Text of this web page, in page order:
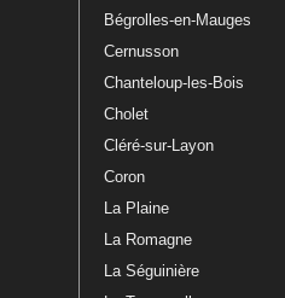
Bégrolles-en-Mauges
Cernusson
Chanteloup-les-Bois
Cholet
Cléré-sur-Layon
Coron
La Plaine
La Romagne
La Séguinière